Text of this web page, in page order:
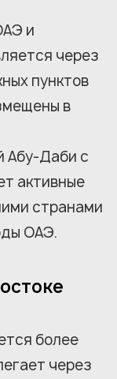
и
через
пунктов
в
Абу-Даби с
активные
странами
ОАЭ.
более
через